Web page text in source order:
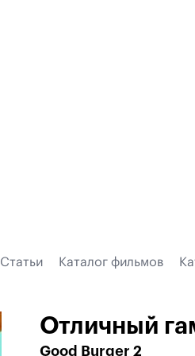
Статьи Каталог фильмов
Отличный
Good Burger 2